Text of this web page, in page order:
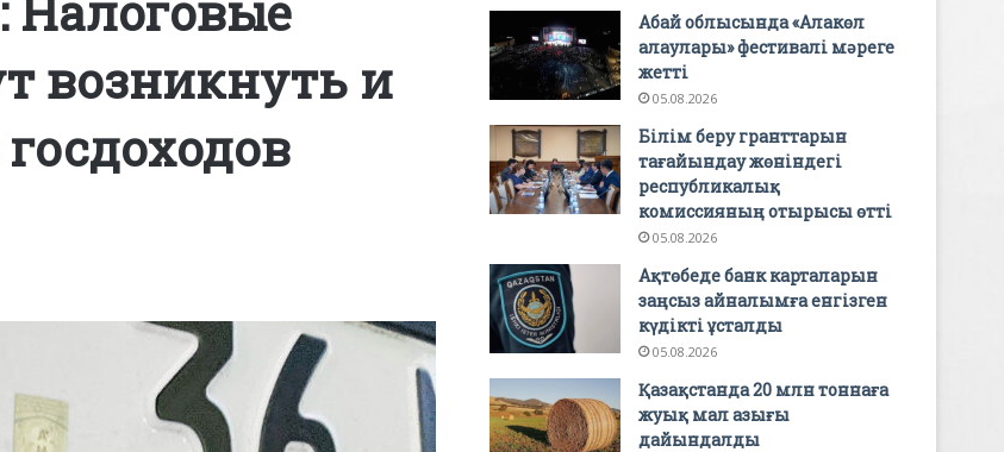
возникнуть и
Абай облысында «Алакөл
алаулары» фестивалі мәреге
жетті
05.08.2026
Білім беру гранттарын
тағайындау жөніндегі
республикалық
комиссияның отырысы өтті
05.08.2026
Ақтөбеде банк карталарын
заңсыз айналымға енгізген
күдікті ұсталды
05.08.2026
Қазақстанда 20 млн тоннаға
жуық мал азығы
дайындалды